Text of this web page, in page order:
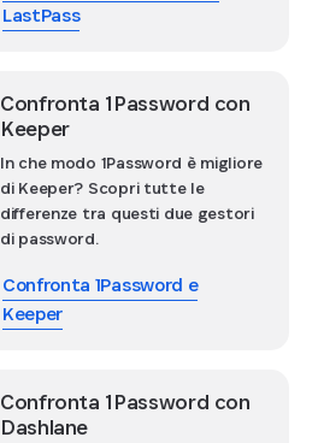
LastPass
Confronta 1Password con
Keeper
In che modo 1Password è migliore
di Keeper? Scopri tutte le
differenze tra questi due gestori
di password.
Confronta 1Password e
Keeper
Confronta 1Password con
Dashlane